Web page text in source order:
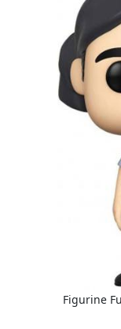
Figurine